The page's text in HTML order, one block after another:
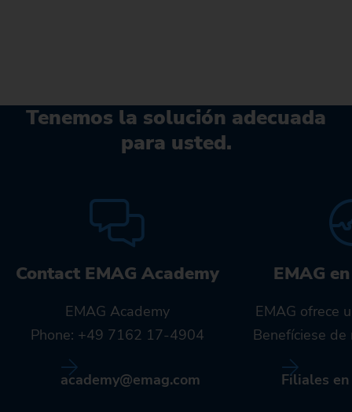
Tenemos la solución adecuada
para usted.
Contact EMAG Academy
EMAG Academy
Phone: +49 7162 17-4904
academy@emag.com
EMAG
EMAG ofrece
Benefíciese
Filiales